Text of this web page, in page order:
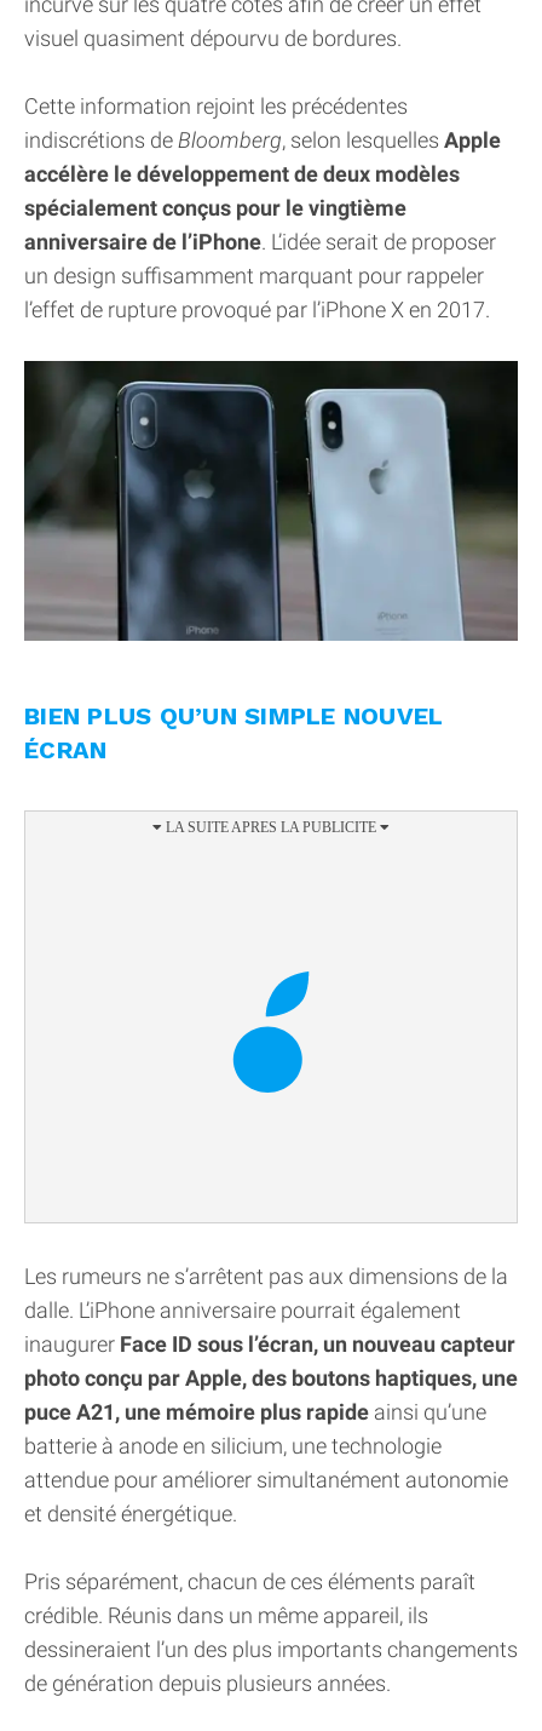
visuel quasiment dépourvu de bordures.
Cette information rejoint les précédentes
indiscrétions de Bloomberg, selon lesquelles Apple
accélère le développement de deux modèles
spécialement conçus pour le vingtième
anniversaire de l’iPhone. L’idée serait de proposer
un design suffisamment marquant pour rappeler
l’effet de rupture provoqué par l’iPhone X en 2017.
BIEN PLUS QU’UN SIMPLE NOUVEL
ÉCRAN
Les rumeurs ne s’arrêtent pas aux dimensions de la
dalle. L’iPhone anniversaire pourrait également
inaugurer Face ID sous l’écran, un nouveau capteur
photo conçu par Apple, des boutons haptiques, une
puce A21, une mémoire plus rapide ainsi qu’une
batterie à anode en silicium, une technologie
attendue pour améliorer simultanément autonomie
et densité énergétique.
Pris séparément, chacun de ces éléments paraît
crédible. Réunis dans un même appareil, ils
dessineraient l’un des plus importants changements
de génération depuis plusieurs années.